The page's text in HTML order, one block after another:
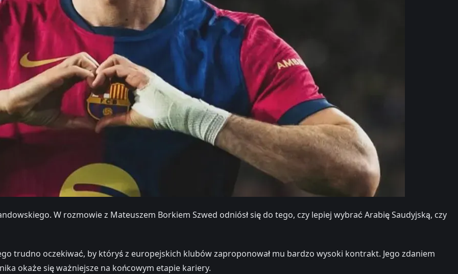
W rozmowie z Mateuszem Borkiem Szwed odniósł się do tego, czy lepiej wybrać Arabię Saudyjską, czy
trudno oczekiwać, by któryś z europejskich klubów zaproponował mu bardzo wysoki kontrakt. Jego zdaniem
okaże się ważniejsze na końcowym etapie kariery.